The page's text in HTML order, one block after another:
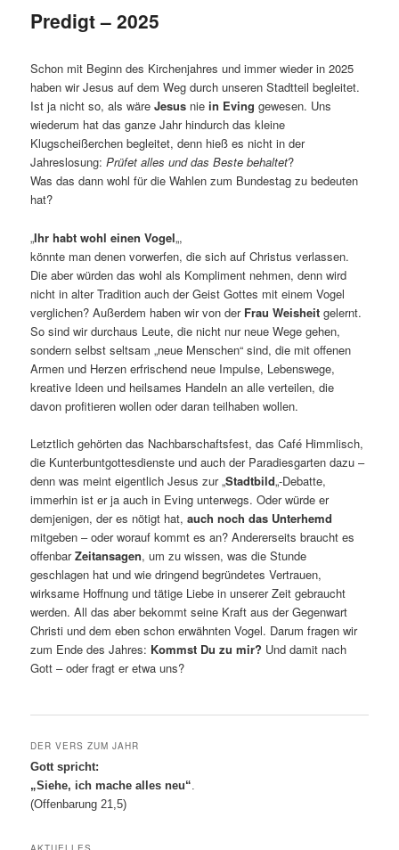
Predigt – 2025
Schon mit Beginn des Kirchenjahres und immer wieder in 2025
haben wir Jesus auf dem Weg durch unseren Stadtteil begleitet.
Ist ja nicht so, als wäreJesus niein Evinggewesen. Uns
wiederum hat das ganze Jahr hindurch das kleine
Klugscheißerchen begleitet, denn hieß es nicht in der
Jahreslosung:Prüfet alles und das Beste behaltet?
Was das dann wohl für die Wahlen zum Bundestag zu bedeuten
hat?
„Ihr habt wohl einen Vogel„,
könnte man denen vorwerfen, die sich auf Christus verlassen.
Die aber würden das wohl als Kompliment nehmen, denn wird
nicht in alter Tradition auch der Geist Gottes mit einem Vogel
verglichen? Außerdem haben wir von der Frau Weisheit gelernt.
So sind wir durchaus Leute, die nicht nur neue Wege gehen,
sondern selbst seltsam „neue Menschen“ sind, die mit offenen
Armen und Herzen erfrischend neue Impulse, Lebenswege,
kreative Ideen und heilsames Handeln an alle verteilen, die
davon profitieren wollen oder daran teilhaben wollen.
Letztlich gehörten das Nachbarschaftsfest, das Café Himmlisch,
die Kunterbuntgottesdienste und auch der Paradiesgarten dazu –
denn was meint eigentlich Jesus zur „Stadtbild„-Debatte,
immerhin ist er ja auch in Eving unterwegs. Oder würde er
demjenigen, der es nötigt hat,auch noch das Unterhemd
mitgeben – oder worauf kommt es an? Andererseits braucht es
offenbarZeitansagen, um zu wissen, was die Stunde
geschlagen hat und wie dringend begründetes Vertrauen,
wirksame Hoffnung und tätige Liebe in unserer Zeit gebraucht
werden. All das aber bekommt seine Kraft aus der Gegenwart
Christi und dem eben schon erwähnten Vogel. Darum fragen wir
zum Ende des Jahres: Kommst Du zu mir? Und damit nach
Gott – oder fragt er etwa uns?
DER VERS ZUM JAHR
Gott spricht:
„Siehe, ich mache alles neu“.
(Offenbarung 21,5)